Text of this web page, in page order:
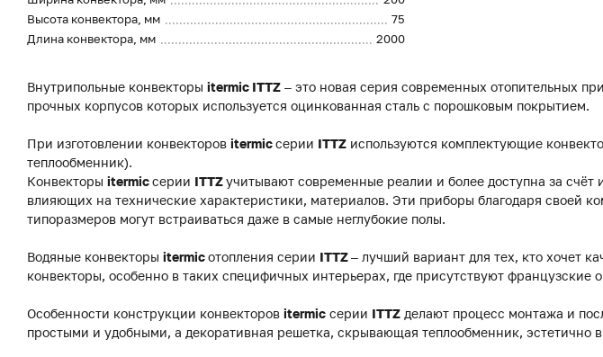
Высота конвектора, мм
75
Длина конвектора, мм
2000
Внутрипольные конвекторы itermic ITTZ – это новая серия современных отопительных
прочных корпусов которых используется оцинкованная сталь с порошковым покрытием.
При изготовлении конвекторов itermicсерии ITTZ используются комплектующие
теплообменник).
Конвекторы itermicсерии ITTZучитывают современные реалии и более доступна за счёт
влияющих на технические характеристики, материалов. Эти приборы благодаря своей
типоразмеров могут встраиваться даже в самые неглубокие полы.
Водяные конвекторы itermicотопления серии ITTZ– лучший вариант для тех, кто хочет
конвекторы, особенно в таких специфичных интерьерах, где присутствуют французские
Особенности конструкции конвекторов itermic серии ITTZ делают процесс монтажа и
простыми и удобными, а декоративная решетка, скрывающая теплообменник, эстетично